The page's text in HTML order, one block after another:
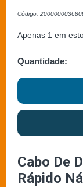
Código:
Apenas 1 em
Quantidade:
Cabo De
Rápido